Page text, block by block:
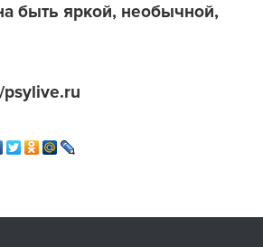
быть яркой, необычной,